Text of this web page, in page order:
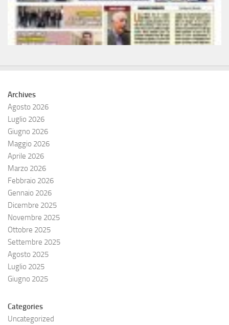
Archives
Agosto 2026
Luglio 2026
Giugno 2026
Maggio 2026
Aprile 2026
Marzo 2026
Febbraio 2026
Gennaio 2026
Dicembre 2025
Novembre 2025
Ottobre 2025
Settembre 2025
Agosto 2025
Luglio 2025
Giugno 2025
Categories
Uncategorized